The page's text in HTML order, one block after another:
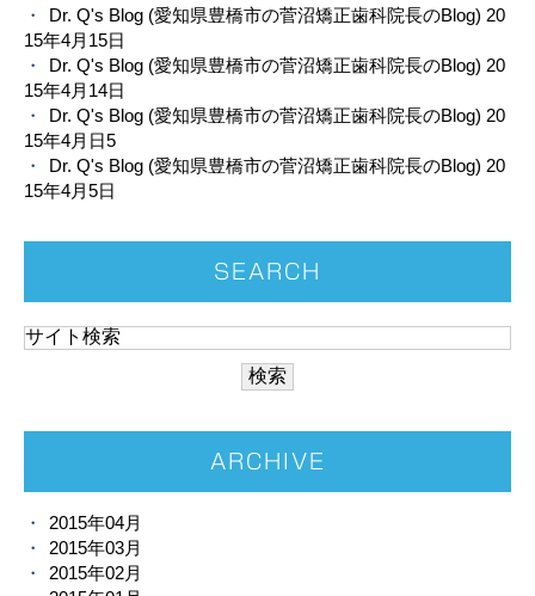
Dr. Q's Blog (愛知県豊橋市の菅沼矯正歯科院長のBlog) 20
15年4月15日
Dr. Q's Blog (愛知県豊橋市の菅沼矯正歯科院長のBlog) 20
15年4月14日
Dr. Q's Blog (愛知県豊橋市の菅沼矯正歯科院長のBlog) 20
15年4月日5
Dr. Q's Blog (愛知県豊橋市の菅沼矯正歯科院長のBlog) 20
15年4月5日
SEARCH
ARCHIVE
2015年04月
2015年03月
2015年02月